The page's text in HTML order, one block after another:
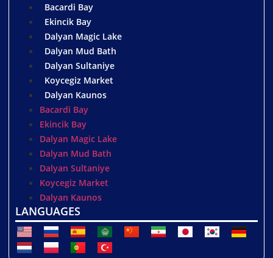
Bacardi Bay
Ekincik Bay
Dalyan Magic Lake
Dalyan Mud Bath
Dalyan Sultaniye
Koycegiz Market
Dalyan Kaunos
Bacardi Bay
Ekincik Bay
Dalyan Magic Lake
Dalyan Mud Bath
Dalyan Sultaniye
Koycegiz Market
Dalyan Kaunos
LANGUAGES